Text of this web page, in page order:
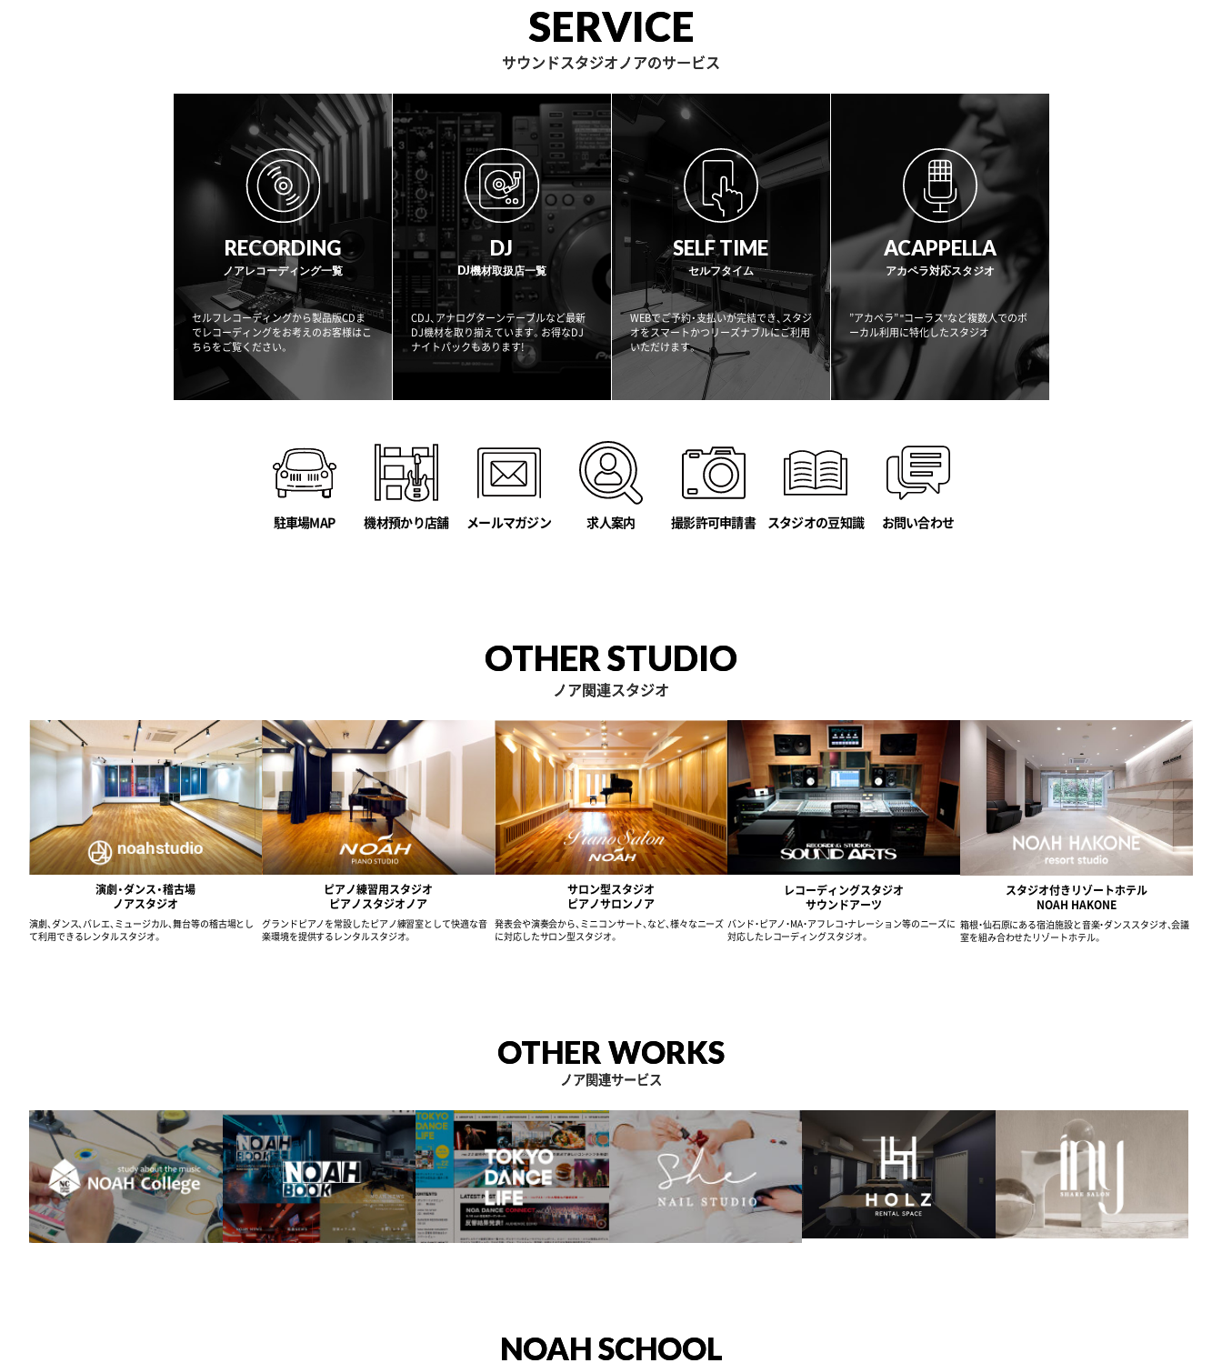
SERVICE
サウンドスタジオノアのサービス
RECORDING
ノアレコーディング一覧
セルフレコーディングから製品版CDま
でレコーディングをお考えのお客様はこ
ちらをご覧ください。
DJ
DJ機材取扱店一覧
CDJ、アナログターンテーブルなど最新
DJ機材を取り揃えています。お得なDJ
ナイトパックもあります!
SELF TIME
セルフタイム
WEBでご予約・支払いが完結でき、スタジ
オをスマートかつリーズナブルにご利用
いただけます。
ACAPPELLA
アカペラ対応スタジオ
”アカペラ” "コーラス"など複数人でのボ
ーカル利用に特化したスタジオ
駐車場MAP 機材預かり店舗 メールマガジン 求人案内 撮影許可申請書 スタジオの豆知識 お問い合わせ
OTHER STUDIO
ノア関連スタジオ
演劇・ダンス・稽古場
ノアスタジオ
演劇、ダンス、バレエ、ミュージカル、舞台等の稽古場とし
て利用できるレンタルスタジオ。
ピアノ練習用スタジオ
ピアノスタジオノア
グランドピアノを常設したピアノ練習室として快適な音
楽環境を提供するレンタルスタジオ。
サロン型スタジオ
ピアノサロンノア
発表会や演奏会から、ミニコンサート、など、様々なニーズ
に対応したサロン型スタジオ。
レコーディングスタジオ
サウンドアーツ
バンド・ピアノ・MA・アフレコ・ナレーション等のニーズに
対応したレコーディングスタジオ。
スタジオ付きリゾートホテル
NOAH HAKONE
箱根・仙石原にある宿泊施設と音楽・ダンススタジオ、会議
室を組み合わせたリゾートホテル。
OTHER WORKS
ノア関連サービス
NOAH SCHOOL